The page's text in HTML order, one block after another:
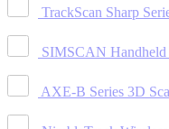
TrackScan Sharp
SIMSCAN Handheld
AXE-B Series 3D